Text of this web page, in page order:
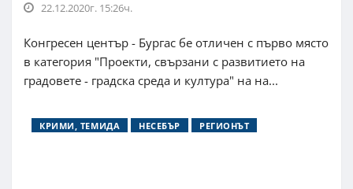
22.12.2020г. 15:26ч.
Конгресен център - Бургас бе отличен с първо място
в категория "Проекти, свързани с развитието на
градовете - градска среда и култура" на на...
КРИМИ, ТЕМИДА НЕСЕБЪР РЕГИОНЪТ